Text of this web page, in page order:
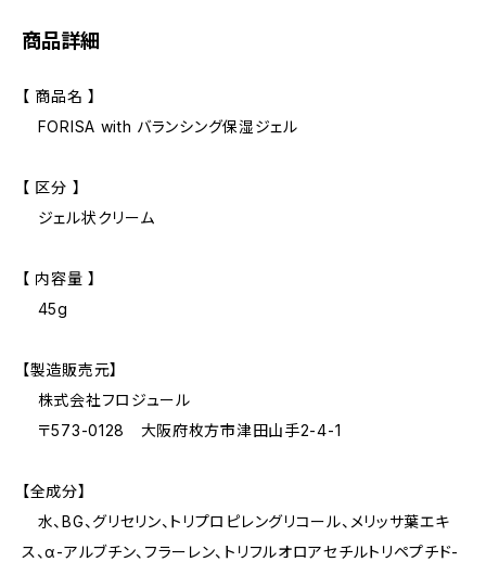
商品詳細
【 商品名 】
FORISA with バランシング保湿ジェル
【 区分 】
ジェル状クリーム
【 内容量 】
45g
【製造販売元】
株式会社フロジュール
〒573-0128 大阪府枚方市津田山手2-4-1
【全成分】
水、BG、グリセリン、トリプロピレングリコール、メリッサ葉エキ
ス、α-アルブチン、フラーレン、トリフルオロアセチルトリペプチド-